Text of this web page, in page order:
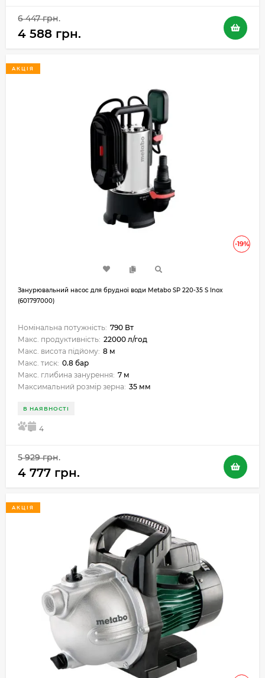
6 447 грн.
4 588 грн.
-19%
АКЦІЯ
Занурювальний насос для брудної води Metabo SP 220-35 S Inox
(601797000)
Номінальна потужність: 790 Вт
Макс. продуктивність: 22000 л/год
Макс. висота підйому: 8 м
Макс. тиск: 0.8 бар
Макс. глибина занурення: 7 м
Максимальний розмір зерна: 35 мм
В НАЯВНОСТІ
5 4
5 929 грн.
4 777 грн.
АКЦІЯ